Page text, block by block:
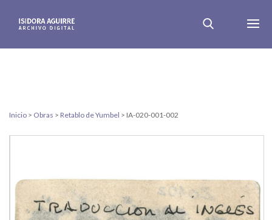
Inicio > Obras > Retablo de Yumbel > IA-020-001-002